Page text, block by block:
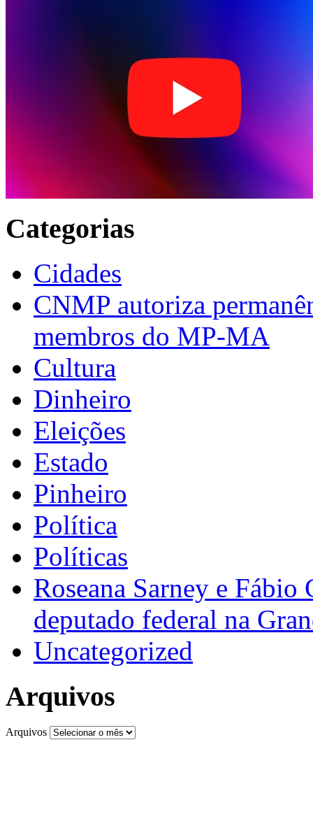
Categorias
Cidades
CNMP autoriza
membros do MP-MA
Cultura
Dinheiro
Eleições
Estado
Pinheiro
Política
Políticas
Roseana Sarney e
deputado federal na
Uncategorized
Arquivos
Arquivos